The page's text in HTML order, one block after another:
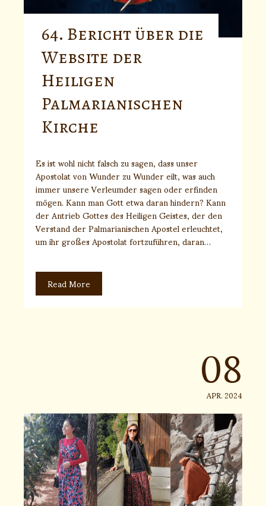
64. Bericht über die
Website der
Heiligen
Palmarianischen
Kirche
Es ist wohl nicht falsch zu sagen, dass unser
Apostolat von Wunder zu Wunder eilt, was auch
immer unsere Verleumder sagen oder erfinden
mögen. Kann man Gott etwa daran hindern? Kann
der Antrieb Gottes des Heiligen Geistes, der den
Verstand der Palmarianischen Apostel erleuchtet,
um ihr großes Apostolat fortzuführen, daran…
Read More
08
APR. 2024